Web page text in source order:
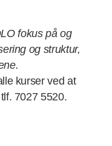
fokus på og
og struktur,
kurser ved at
7027 5520.